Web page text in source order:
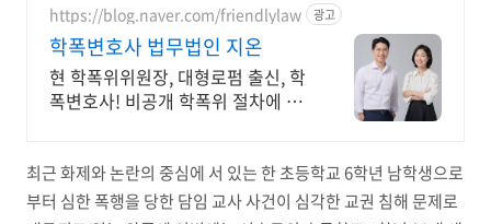
위원 출신
https://blog.naver.com/friendlylaw 광고
학폭변호사 법무법인 지온
현 학폭위위원장, 대형로펌 출신, 학
폭변호사! 비공개 학폭위 절차에 실
최근 화제와 논란의 중심에 서 있는 한 초등학교 6학년 남학생으로
부터 심한 폭행을 당한 담임 교사 사건이 심각한 교권 침해 문제로